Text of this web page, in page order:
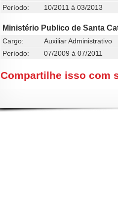
Período:
10/2011 à 03/2013
Ministério Publico de Santa
Cargo:
Auxiliar Administrativo
Período:
07/2009 à 07/2011
Compartilhe isso com